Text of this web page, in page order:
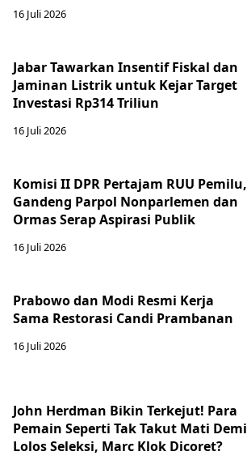
16 Juli 2026
Jabar Tawarkan Insentif Fiskal dan
Jaminan Listrik untuk Kejar Target
Investasi Rp314 Triliun
16 Juli 2026
Komisi II DPR Pertajam RUU Pemilu,
Gandeng Parpol Nonparlemen dan
Ormas Serap Aspirasi Publik
16 Juli 2026
Prabowo dan Modi Resmi Kerja
Sama Restorasi Candi Prambanan
16 Juli 2026
John Herdman Bikin Terkejut! Para
Pemain Seperti Tak Takut Mati Demi
Lolos Seleksi, Marc Klok Dicoret?